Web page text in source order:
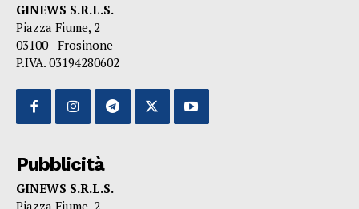
GINEWS S.R.L.S.
Piazza Fiume, 2
03100 - Frosinone
P.IVA. 03194280602
Pubblicità
GINEWS S.R.L.S.
Piazza Fiume, 2